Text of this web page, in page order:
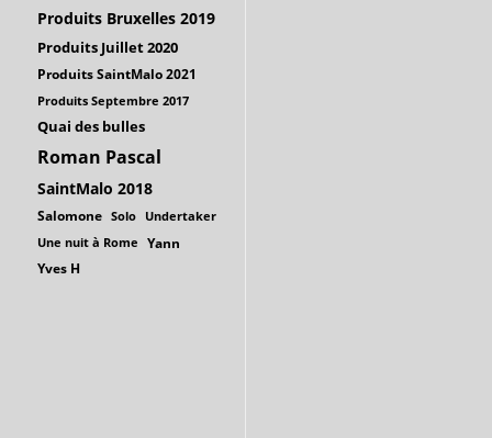
Produits Bruxelles 2019
Produits Juillet 2020
Produits SaintMalo 2021
Produits Septembre 2017
Quai des bulles
Roman Pascal
SaintMalo 2018
Salomone Solo Undertaker
Une nuit à Rome Yann
Yves H